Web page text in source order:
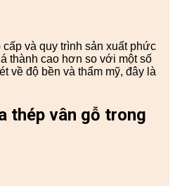
và quy trình sản xuất phức
thành cao hơn so với một số
về độ bền và thẩm mỹ, đây là
thép vân gỗ trong